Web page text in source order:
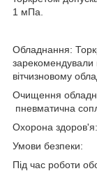
1 мПа.
Обладнання:
зарекомендували
вітчизновому
Очищення
пневматична
Охорона здоров'я:
Умови безпеки:
Під час роботи